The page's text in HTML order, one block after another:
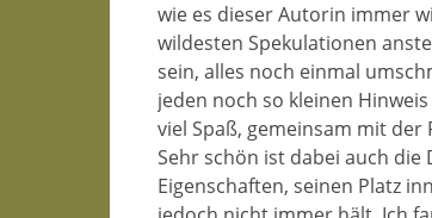
wie es dieser Autorin immer
wildesten Spekulationen
sein, alles noch einmal
jeden noch so kleinen
viel Spaß, gemeinsam mit
Sehr schön ist dabei auch die
Eigenschaften, seinen Platz